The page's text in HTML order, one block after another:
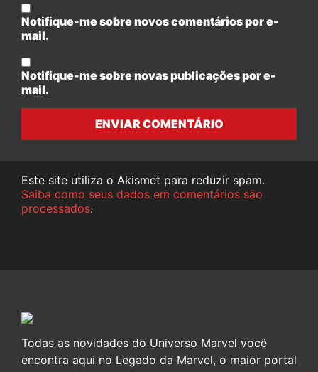
Notifique-me sobre novos comentários por e-
mail.
Notifique-me sobre novas publicações por e-
mail.
ENVIAR COMENTÁRIO
Este site utiliza o Akismet para reduzir spam.
Saiba como seus dados em comentários são
processados.
Todas as novidades do Universo Marvel você
encontra aqui no Legado da Marvel, o maior portal